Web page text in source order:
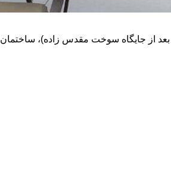
واقع در بلوار غدیر (به سمت شهرک پردیسان) کوچه 11 (کوچه دوم بعد از جایگاه سوخت مقدس زاده)، ساختمان